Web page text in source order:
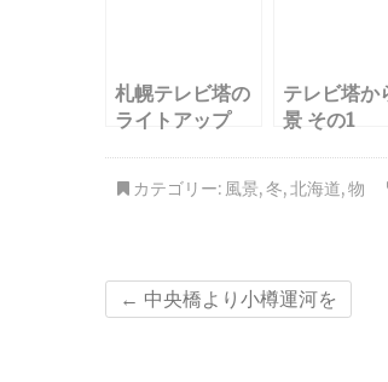
札幌テレビ塔の
ライトアップ
テレビ塔か
景 その1
カテゴリー: 風景,冬,北海道,物
← 中央橋より小樽運河を